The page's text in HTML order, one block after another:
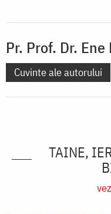
Pr. Prof. Dr.
Cuvinte ale autorului
TAINE,